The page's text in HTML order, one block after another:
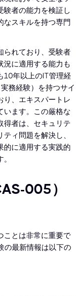
験者の能力を検証し
なスキルを持つ専門
られており、受験者
況に適用する能力も
10年以上のIT管理経
務経験）を持つサイ
り、エキスパートレ
います。この厳格な
得者は、セキュリテ
ィ問題を解決し、
的に適用する実践的
005）
ことは非常に重要で
の最新情報は以下の